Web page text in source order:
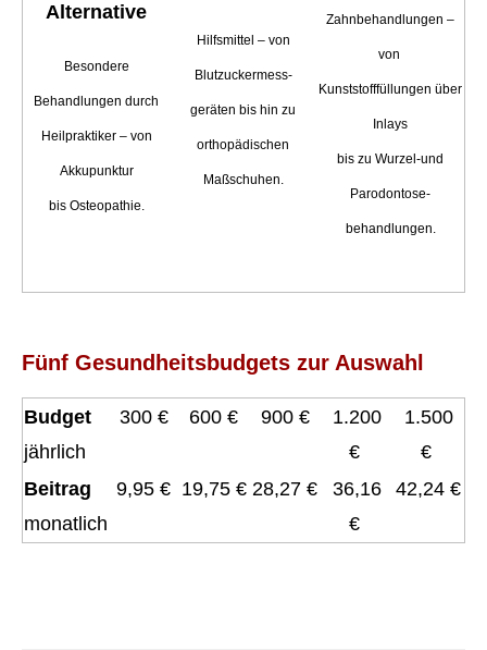
Alternative
Besondere
Behandlungen durch
Heilpraktiker – von
Akkupunktur
bis Osteopathie.
Hilfsmittel – von
Blutzuckermess-
geräten bis hin zu
orthopädischen
Maßschuhen.
Zahnbehandlungen –
von
Kunststofffüllungen über
Inlays
bis zu Wurzel-und
Parodontose-
behandlungen.
Fünf Gesundheitsbudgets zur Auswahl
Budget
jährlich
300 € 600 € 900 €
1.200
€
1.500
€
Beitrag
monatlich
9,95 € 19,75 € 28,27 €
36,16
€
42,24 €